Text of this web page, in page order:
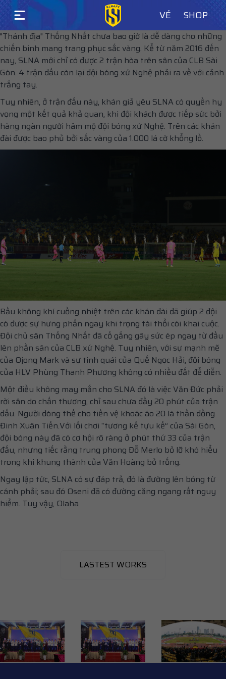
VÉ SHOP
"Thánh địa" Thống Nhất chưa bao giờ là dễ dàng cho những
chiến binh mang trang phục sắc vàng. Kể từ năm 2016 đến
nay, SLNA mới chỉ có được 2 trận hòa trên sân của CLB Sài
Gòn. 4 trận đấu còn lại đội bóng xứ Nghệ phải ra về với cảnh
trắng tay.
Tuy nhiên, ở trận đấu này, khán giả yêu SLNA có quyền hy
vọng một kết quả khả quan, khi đội khách được tiếp sức bởi
hàng ngàn người hâm mộ đội bóng xứ Nghệ. Trên các khán
đài được bao phủ bởi sắc vàng của 1.000 lá cờ khổng lồ.
Bầu không khí cuồng nhiệt trên các khán đài đã giúp 2 đội
có được sự hưng phấn ngay khi trọng tài thổi còi khai cuộc.
Đội chủ sân Thống Nhất đã cố gắng gây sức ép ngay từ đầu
lên phần sân của CLB xứ Nghệ. Tuy nhiên, với sự mạnh mẽ
của Ojong Mark và sự tinh quái của Quế Ngọc Hải, đội bóng
của HLV Phùng Thanh Phương không có nhiều đất để diễn.
Một điều không may mắn cho SLNA đó là việc Văn Đức phải
rời sân do chấn thương, chỉ sau chưa đầy 20 phút của trận
đấu. Người đóng thế cho tiền vệ khoác áo 20 là thần đồng
Đinh Xuân Tiến.Với lối chơi “tương kế tựu kế” của Sài Gòn,
đội bóng này đã có cơ hội rõ ràng ở phút thứ 33 của trận
đấu, nhưng tiếc rằng trung phong Đỗ Merlo bỏ lỡ khó hiểu
trong khi khung thành của Văn Hoàng bỏ trống.
Ngay lập tức, SLNA có sự đáp trả, đó là đường lên bóng từ
cánh phải; sau đó Oseni đã có đường căng ngang rất nguy
hiểm. Tuy vậy, Olaha
LASTEST WORKS